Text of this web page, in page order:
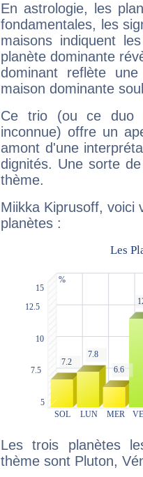
En astrologie, les
fondamentales, les
maisons indiquent
planète dominante
dominant reflète
maison dominante
Ce trio (ou ce duo
inconnue) offre un
amont d'une
dignités. Une sorte
thème.
Miikka Kiprusoff, voici
planètes :
Les trois planètes
thème sont Pluton,